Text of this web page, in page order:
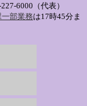
6000（代表）
部業務は17時45分ま